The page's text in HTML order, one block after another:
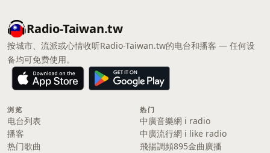
Radio-Taiwan.tw
按城市、流派或心情收听Radio-Taiwan.tw的电台和播客 — 任何设
备均可免费使用。
浏览
电台列表
播客
热门歌曲
热门
中廣音樂網 i radio
中廣流行網 i like radio
飛揚調頻895金曲廣播